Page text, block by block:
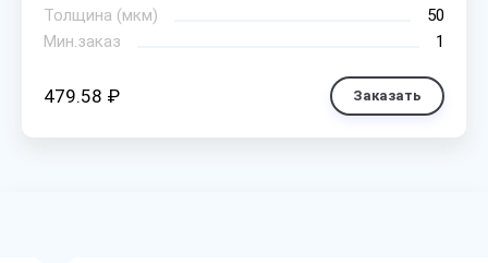
Толщина (мкм)
50
Мин.заказ
1
479.58 ₽ Заказать